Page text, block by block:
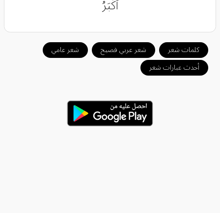
أَكْبَرُ‎
كلمات شعر شعر عربي فصيح
شعر عامي
أحدث عبارات شعر